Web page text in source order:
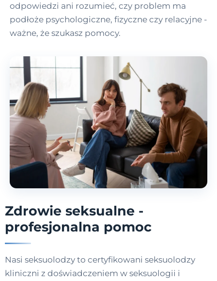
odpowiedzi ani rozumieć, czy problem ma
podłoże psychologiczne, fizyczne czy relacyjne -
ważne, że szukasz pomocy.
Zdrowie seksualne -
profesjonalna pomoc
Nasi seksuolodzy to certyfikowani seksuolodzy
kliniczni z doświadczeniem w seksuologii i